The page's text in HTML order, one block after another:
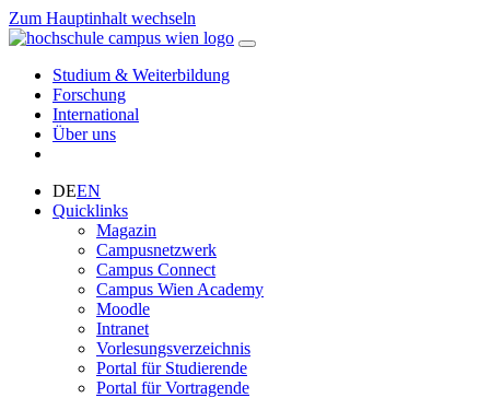
Zum Hauptinhalt wechseln
Studium & Weiterbildung
Forschung
International
Über uns
DEEN
Quicklinks
Magazin
Campusnetzwerk
Campus Connect
Campus Wien Academy
Moodle
Intranet
Vorlesungsverzeichnis
Portal für Studierende
Portal für Vortragende